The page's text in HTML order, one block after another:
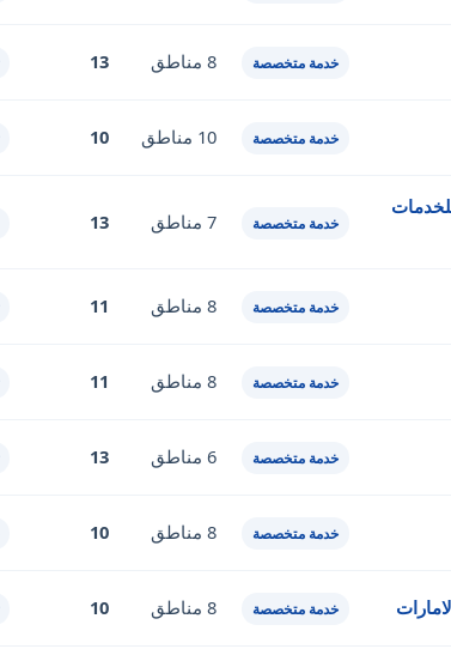
خدمة متخصصة 8 مناطق 13
خدمة متخصصة 10 مناطق 10
خدمة متخصصة 7 مناطق 13
خدمة متخصصة 8 مناطق 11
خدمة متخصصة 8 مناطق 11
خدمة متخصصة 6 مناطق 13
خدمة متخصصة 8 مناطق 10
خدمة متخصصة 8 مناطق 10